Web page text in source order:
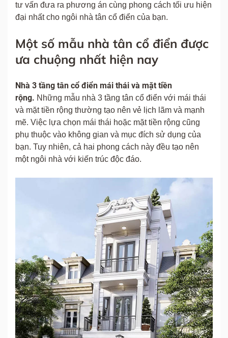
tư vấn đưa ra phương án cùng phong cách tối ưu hiện
đại nhất cho ngôi nhà tân cổ điển của bạn.
Một số mẫu nhà tân cổ điển được
ưa chuộng nhất hiện nay
Nhà 3 tầng tân cổ điển mái thái và mặt tiền
rộng. Những mẫu nhà 3 tầng tân cổ điển với mái thái
và mặt tiền rộng thường tạo nên vẻ lịch lãm và mạnh
mẽ. Việc lựa chọn mái thái hoặc mặt tiền rộng cũng
phụ thuộc vào không gian và mục đích sử dụng của
bạn. Tuy nhiên, cả hai phong cách này đều tạo nên
một ngôi nhà với kiến trúc độc đáo.